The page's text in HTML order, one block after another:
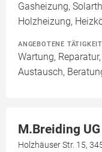
Gasheizung,
Holzheizung,
ANGEBOTENE
Wartung,
Austausch,
M.Breiding UG
Holzhäuser Str. 15,